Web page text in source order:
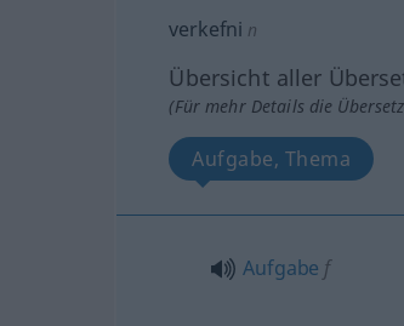
verkefni n
Übersicht aller
(Für mehr Details die
Aufgabe, Thema
Aufgabe f